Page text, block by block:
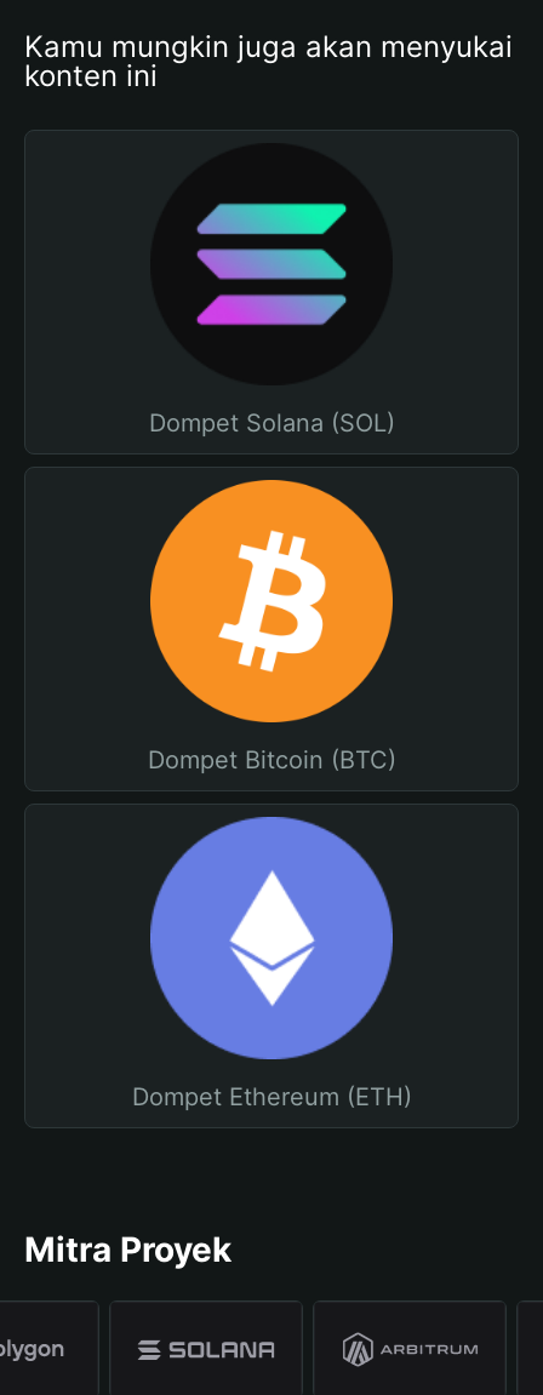
Kamu mungkin juga akan menyukai
konten ini
Dompet Solana (SOL)
Dompet Bitcoin (BTC)
Dompet Ethereum (ETH)
Mitra Proyek